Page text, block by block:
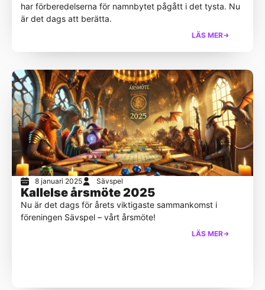
har förberedelserna för namnbytet pågått i det tysta. Nu
är det dags att berätta.
LÄS MER
8 januari 2025 Sävspel
Kallelse årsmöte 2025
Nu är det dags för årets viktigaste sammankomst i
föreningen Sävspel – vårt årsmöte!
LÄS MER